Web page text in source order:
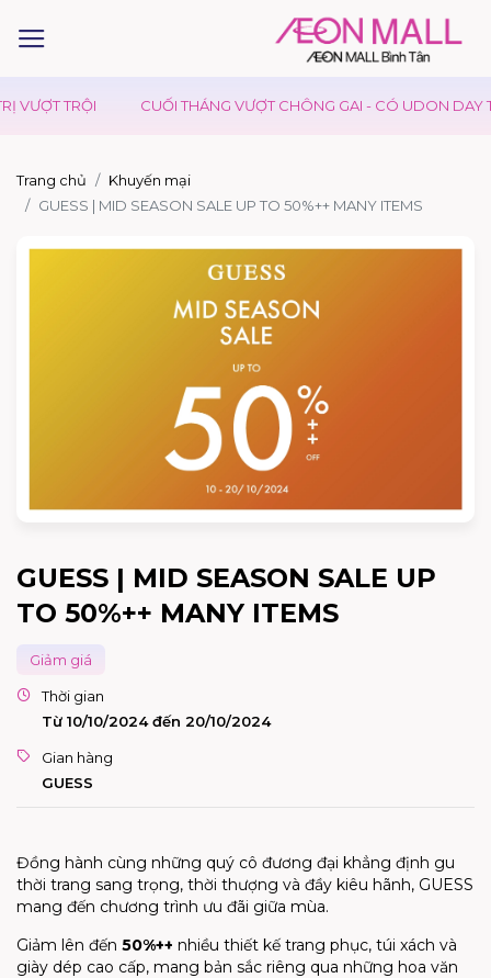
TRỘI CUỐI THÁNG VƯỢT CHÔNG GAI - CÓ UDON DAY
Trang chủ
Khuyến mại
GUESS | MID SEASON SALE UP TO 50%++ MANY ITEMS
GUESS | MID SEASON SALE UP
TO 50%++ MANY ITEMS
Giảm giá
Thời gian
Từ 10/10/2024 đến 20/10/2024
Gian hàng
GUESS
Đồng hành cùng những quý cô đương đại khẳng định gu
thời trang sang trọng, thời thượng và đầy kiêu hãnh, GUESS
mang đến chương trình ưu đãi giữa mùa.
Giảm lên đến 50%++ nhiều thiết kế trang phục, túi xách và
giày dép cao cấp, mang bản sắc riêng qua những hoa văn